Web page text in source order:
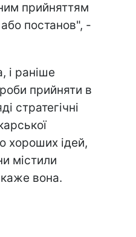
прийняттям
або постанов", -
і раніше
прийняти в
стратегічні
хороших ідей,
містили
каже вона.